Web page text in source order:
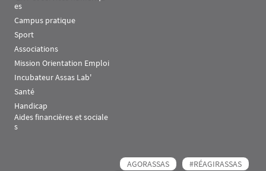
es
Campus pratique
Sport
Associations
Mission Orientation Emploi
Incubateur Assas Lab'
Santé
Handicap
Aides financières et sociale
s
AGORASSAS
#RÉAGIRASSAS